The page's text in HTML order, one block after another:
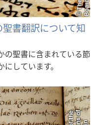
書翻訳について知
の聖書に含まれている節
しています。